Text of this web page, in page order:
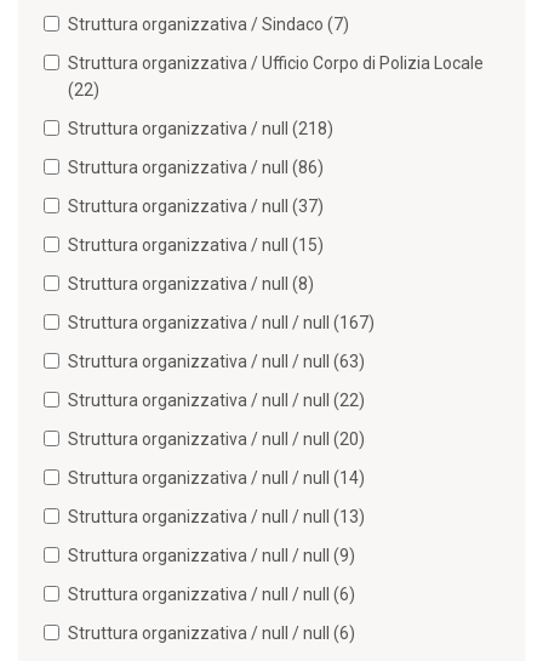
Struttura organizzativa / Sindaco (7)
Struttura organizzativa / Ufficio Corpo di Polizia Locale
(22)
Struttura organizzativa / null (218)
Struttura organizzativa / null (86)
Struttura organizzativa / null (37)
Struttura organizzativa / null (15)
Struttura organizzativa / null (8)
Struttura organizzativa / null / null (167)
Struttura organizzativa / null / null (63)
Struttura organizzativa / null / null (22)
Struttura organizzativa / null / null (20)
Struttura organizzativa / null / null (14)
Struttura organizzativa / null / null (13)
Struttura organizzativa / null / null (9)
Struttura organizzativa / null / null (6)
Struttura organizzativa / null / null (6)